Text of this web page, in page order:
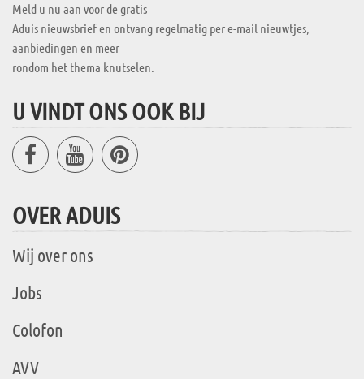
Meld u nu aan voor de gratis
Aduis nieuwsbrief en ontvang regelmatig per e-mail nieuwtjes,
aanbiedingen en meer
rondom het thema knutselen.
U VINDT ONS OOK BIJ
OVER ADUIS
Wij over ons
Jobs
Colofon
AVV